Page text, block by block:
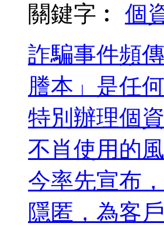
關鍵字︰ 個
詐騙事件頻
謄本」是任
特別辦理個
不肖使用的
今率先宣布
隱匿，為客